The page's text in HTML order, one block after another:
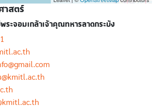
าสตร์
ระจอมเกล้าเจ้าคุณทหารลาดกระบัง